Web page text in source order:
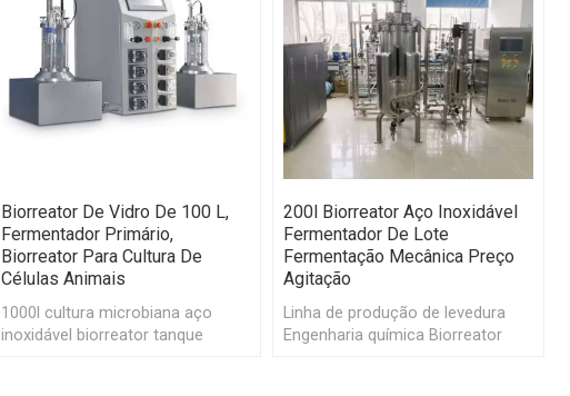
Biorreator De Vidro De 100 L,
Fermentador Primário,
Biorreator Para Cultura De
Células Animais
1000l cultura microbiana aço
inoxidável biorreator tanque
200l Biorreator Aço Inoxidável
Fermentador De Lote
Fermentação Mecânica Preço
Agitação
Linha de produção de levedura
Engenharia química Biorreator